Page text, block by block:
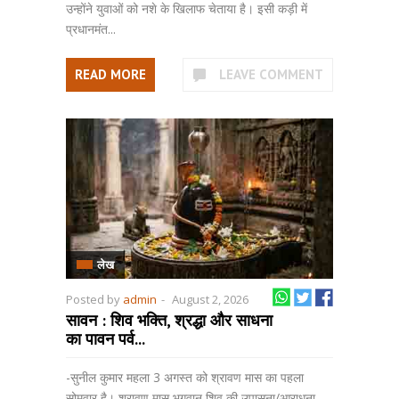
उन्होंने युवाओं को नशे के खिलाफ चेताया है। इसी कड़ी में
प्रधानमंत...
READ MORE LEAVE COMMENT
लेख
Posted by admin - August 2, 2026
सावन : शिव भक्ति, श्रद्धा और साधना
का पावन पर्व...
-सुनील कुमार महला 3 अगस्त को श्रावण मास का पहला